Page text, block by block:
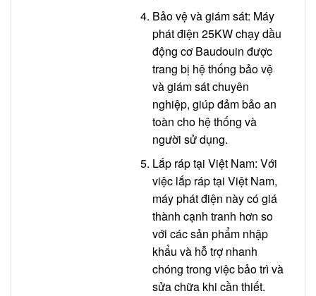
Bảo vệ và giám sát: Máy
phát điện 25KW chạy dầu
động cơ Baudouin được
trang bị hệ thống bảo vệ
và giám sát chuyên
nghiệp, giúp đảm bảo an
toàn cho hệ thống và
người sử dụng.
Lắp ráp tại Việt Nam: Với
việc lắp ráp tại Việt Nam,
máy phát điện này có giá
thành cạnh tranh hơn so
với các sản phẩm nhập
khẩu và hỗ trợ nhanh
chóng trong việc bảo trì và
sửa chữa khi cần thiết.